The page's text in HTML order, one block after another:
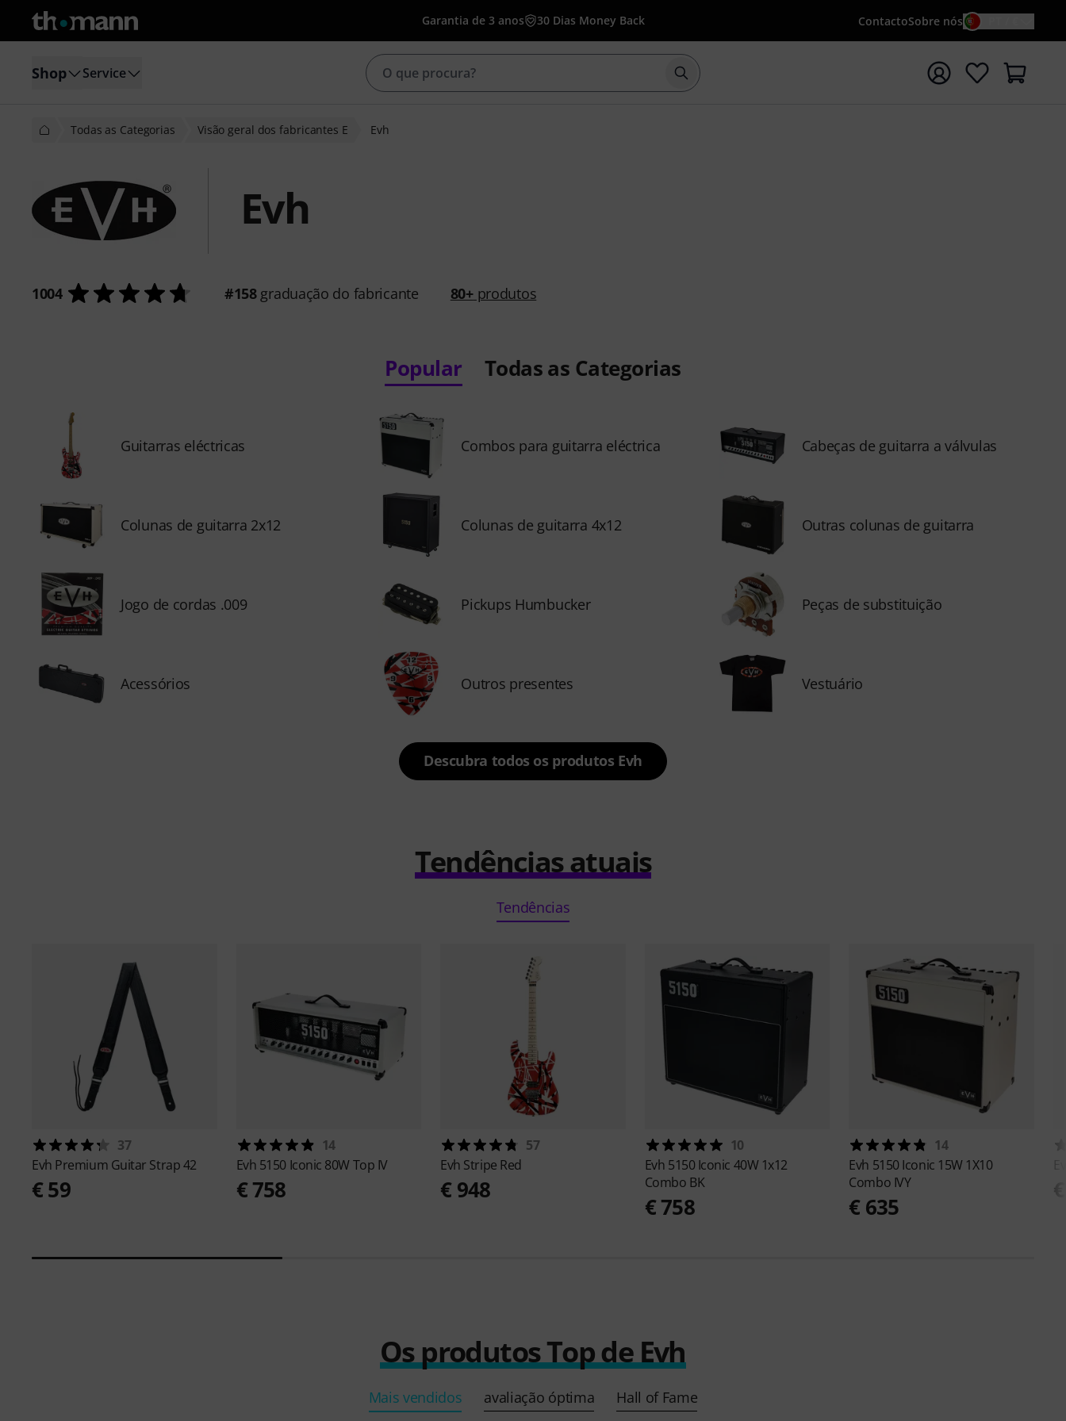
Garantia de 3 anos 30 Dias Money Back ContactoSobre nós
Shop Service Iniciar pesquisa com o termo de pesquisa {searchTerm}
Todas as Categorias Visão geral dos fabricantes E Evh
Evh
1004 #158graduação do fabricante 80+produtos
Popular Todas as Categorias
Guitarras eléctricas Combos para guitarra eléctrica Cabeças de guitarra a válvulas
Colunas de guitarra 2x12 Colunas de guitarra 4x12 Outras colunas de guitarra
Jogo de cordas .009 Pickups Humbucker Peças de substituição
Acessórios Outros presentes Vestuário
Descubra todos os produtos Evh
Tendências atuais
Tendências
37
Evh Premium Guitar Strap 42
€ 59
14
Evh 5150 Iconic 80W Top IV
€ 758
57
Evh Stripe Red
€ 948
10
Evh 5150 Iconic 40W 1x12
Combo BK
€ 758
14
Evh 5150 Iconic 15W 1X10
Combo IVY
€ 635
Os produtos Top de Evh
Mais vendidos avaliação óptima Hall of Fame